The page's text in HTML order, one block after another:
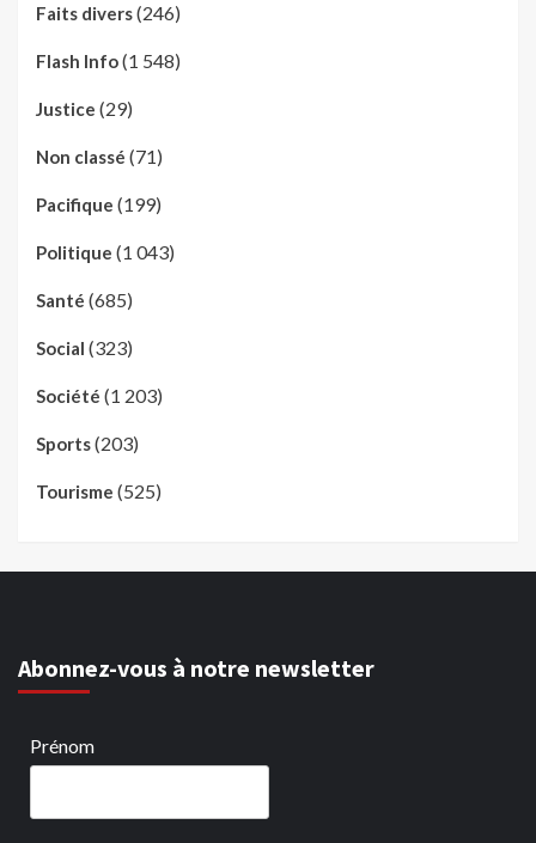
Faits divers(246)
Flash Info(1 548)
Justice (29)
Non classé (71)
Pacifique (199)
Politique (1 043)
Santé (685)
Social (323)
Société (1 203)
Sports(203)
Tourisme (525)
Abonnez-vous à notre newsletter
Prénom